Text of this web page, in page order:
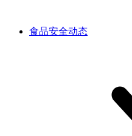
食品安全动态